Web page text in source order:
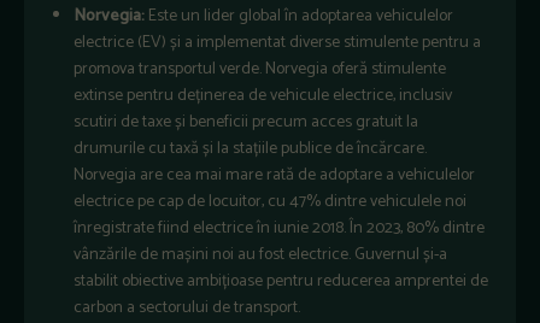
Norvegia:Este un lider global în adoptarea vehiculelor
electrice (EV) și a implementat diverse stimulente pentru a
promova transportul verde. Norvegia oferă stimulente
extinse pentru deținerea de vehicule electrice, inclusiv
scutiri de taxe și beneficii precum acces gratuit la
drumurile cu taxă și la stațiile publice de încărcare.
Norvegia are cea mai mare rată de adoptare a vehiculelor
electrice pe cap de locuitor, cu 47% dintre vehiculele noi
înregistrate fiind electrice în iunie 2018. În 2023, 80% dintre
vânzările de mașini noi au fost electrice. Guvernul și-a
stabilit obiective ambițioase pentru reducerea amprentei de
carbon a sectorului de transport.